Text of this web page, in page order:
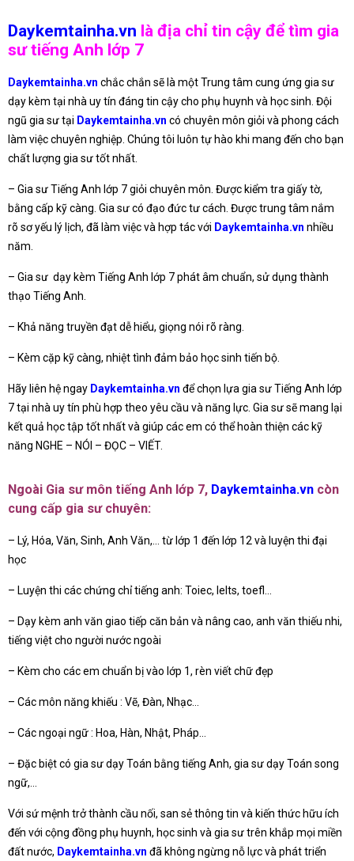
Daykemtainha.vn là địa chỉ tin cậy để tìm gia
sư tiếng Anh lớp 7
Daykemtainha.vn chắc chắn sẽ là một Trung tâm cung ứng gia sư
dạy kèm tại nhà uy tín đáng tin cậy cho phụ huynh và học sinh. Đội
ngũ gia sư tại Daykemtainha.vn có chuyên môn giỏi và phong cách
làm việc chuyên nghiệp. Chúng tôi luôn tự hào khi mang đến cho bạn
chất lượng gia sư tốt nhất.
– Gia sư Tiếng Anh lớp 7 giỏi chuyên môn. Được kiểm tra giấy tờ,
bằng cấp kỹ càng. Gia sư có đạo đức tư cách. Được trung tâm nắm
rõ sơ yếu lý lịch, đã làm việc và hợp tác với Daykemtainha.vn nhiều
năm.
– Gia sư dạy kèm Tiếng Anh lớp 7 phát âm chuẩn, sử dụng thành
thạo Tiếng Anh.
– Khả năng truyền đạt dễ hiểu, giọng nói rõ ràng.
– Kèm cặp kỹ càng, nhiệt tình đảm bảo học sinh tiến bộ.
Hãy liên hệ ngay Daykemtainha.vn để chọn lựa gia sư Tiếng Anh lớp
7 tại nhà uy tín phù hợp theo yêu cầu và năng lực. Gia sư sẽ mang lại
kết quả học tập tốt nhất và giúp các em có thể hoàn thiện các kỹ
năng NGHE – NÓI – ĐỌC – VIẾT.
Ngoài Gia sư môn tiếng Anh lớp 7, Daykemtainha.vn còn
cung cấp gia sư chuyên:
– Lý, Hóa, Văn, Sinh, Anh Văn,… từ lớp 1 đến lớp 12 và luyện thi đại
học
– Luyện thi các chứng chỉ tiếng anh: Toiec, Ielts, toefl…
– Dạy kèm anh văn giao tiếp căn bản và nâng cao, anh văn thiếu nhi,
tiếng việt cho người nước ngoài
– Kèm cho các em chuẩn bị vào lớp 1, rèn viết chữ đẹp
– Các môn năng khiếu : Vẽ, Đàn, Nhạc…
– Các ngoại ngữ : Hoa, Hàn, Nhật, Pháp…
– Đặc biệt có gia sư dạy Toán bằng tiếng Anh, gia sư dạy Toán song
ngữ,…
Với sứ mệnh trở thành cầu nối, san sẻ thông tin và kiến thức hữu ích
đến với cộng đồng phụ huynh, học sinh và gia sư trên khắp mọi miền
đất nước, Daykemtainha.vn đã không ngừng nỗ lực và phát triển